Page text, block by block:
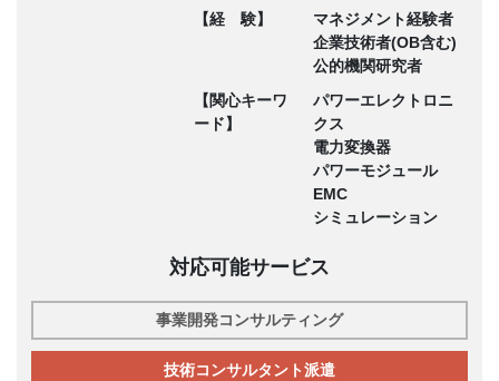
【経 験】
マネジメント経験者
企業技術者(OB含む)
公的機関研究者
【関心キーワ
ード】
パワーエレクトロニ
クス
電力変換器
パワーモジュール
EMC
シミュレーション
対応可能サービス
事業開発コンサルティング
技術コンサルタント派遣